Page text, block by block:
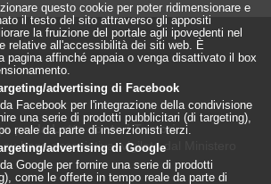
per la Lotta conto i Tumori
base associativa, vigilato dal Ministero
questo cookie per poter ridimensionare e
il testo del sito attraverso gli appositi
la fruizione del portale agli ipovedenti nel
relative all'accessibilità dei siti web. È
pagina affinché appaia o venga disattivato il box
advertising di Facebook
Facebook per l'integrazione della condivisione
una serie di prodotti pubblicitari (di targeting),
reale da parte di inserzionisti terzi.
advertising di Google
Google per fornire una serie di prodotti
come le offerte in tempo reale da parte di